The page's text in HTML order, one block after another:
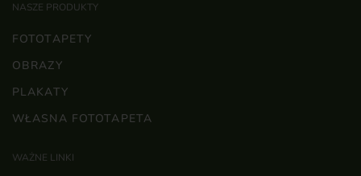
NASZE PRODUKTY
FOTOTAPETY
OBRAZY
PLAKATY
WŁASNA FOTOTAPETA
WAŻNE LINKI